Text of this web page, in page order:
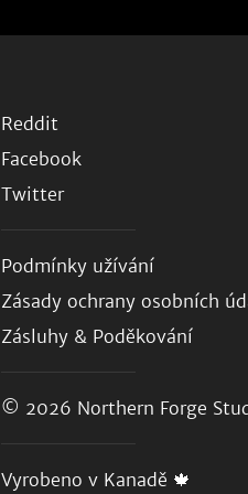
Reddit
Facebook
Twitter
Podmínky užívání
Zásady ochrany osobních
Zásluhy & Poděkování
© 2026 Northern Forge
Vyrobeno v Kanadě 🍁